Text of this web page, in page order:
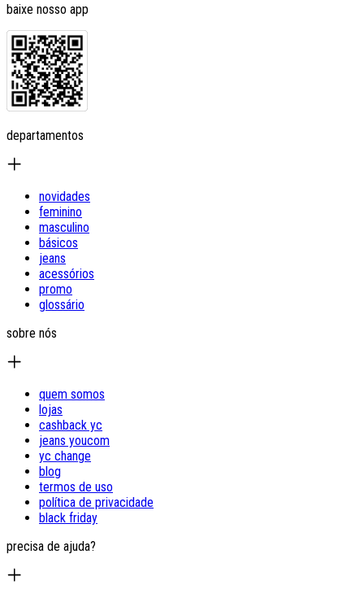
baixe nosso app
departamentos
novidades
feminino
masculino
básicos
jeans
acessórios
promo
glossário
sobre nós
quem somos
lojas
cashback yc
jeans youcom
yc change
blog
termos de uso
política de privacidade
black friday
precisa de ajuda?